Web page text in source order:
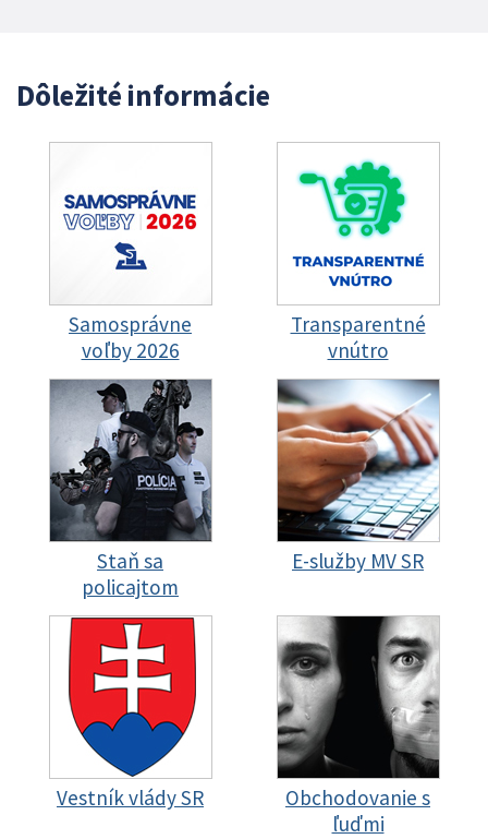
Dôležité informácie
Samosprávne
voľby 2026
Transparentné
vnútro
Staň sa
policajtom
E-služby MV SR
Vestník vlády SR
Obchodovanie s
ľuďmi